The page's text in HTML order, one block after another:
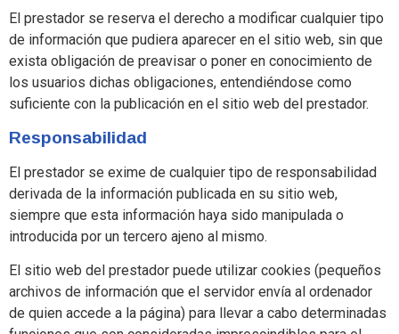
El prestador se reserva el derecho a modificar cualquier tipo
de información que pudiera aparecer en el sitio web, sin que
exista obligación de preavisar o poner en conocimiento de
los usuarios dichas obligaciones, entendiéndose como
suficiente con la publicación en el sitio web del prestador.
Responsabilidad
El prestador se exime de cualquier tipo de responsabilidad
derivada de la información publicada en su sitio web,
siempre que esta información haya sido manipulada o
introducida por un tercero ajeno al mismo.
El sitio web del prestador puede utilizar cookies (pequeños
archivos de información que el servidor envía al ordenador
de quien accede a la página) para llevar a cabo determinadas